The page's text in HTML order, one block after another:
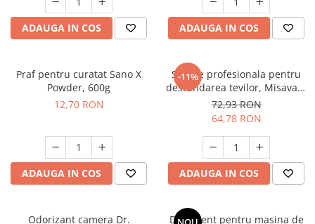
ADAUGA IN COS ADAUGA IN COS
Praf pentru curatat Sano X
Powder, 600g
12,70 RON
ADAUGA IN COS
-11%
Solutie profesionala pentru
desfundarea tevilor, Misavan,
Dr.Stephan Power Drain 1L -
90013010
72,93 RON
64,78 RON
ADAUGA IN COS
Odorizant camera Dr.
Detergent pentru masina de